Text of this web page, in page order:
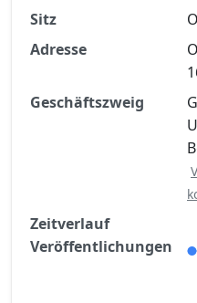
Jetzt
Sitz
Adresse
Geschäftszweig
Zeitverlauf
Veröffentlichungen